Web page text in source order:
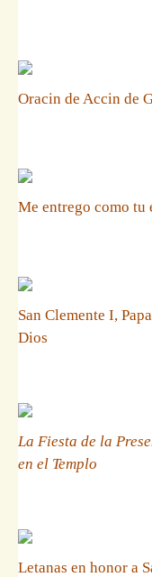
Oracin de Accin de
Me entrego como tu
San Clemente I,
Dios
La Fiesta de la
en el Templo
Letanas en honor a